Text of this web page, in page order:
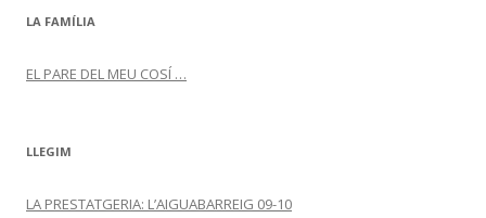
LA FAMÍLIA
EL PARE DEL MEU COSÍ …
LLEGIM
LA PRESTATGERIA: L’AIGUABARREIG 09-10